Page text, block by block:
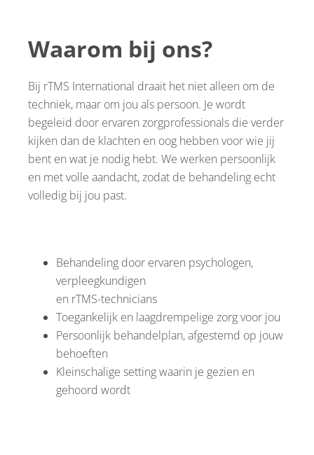
Waarom bij ons?
Bij rTMS International draait het niet alleen om de
techniek, maar om jou als persoon. Je wordt
begeleid door ervaren zorgprofessionals die verder
kijken dan de klachten en oog hebben voor wie jij
bent en wat je nodig hebt. We werken persoonlijk
en met volle aandacht, zodat de behandeling echt
volledig bij jou past.
Behandeling door ervaren psychologen,
verpleegkundigen
en rTMS-technicians
Toegankelijk en laagdrempelige zorg voor jou
Persoonlijk behandelplan, afgestemd op jouw
behoeften
Kleinschalige setting waarin je gezien en
gehoord wordt